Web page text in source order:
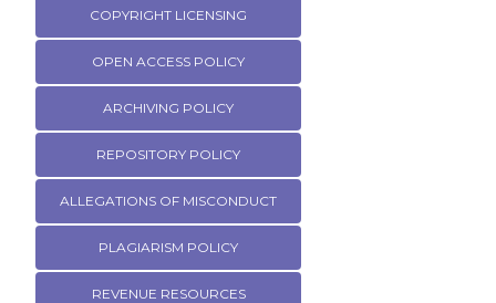
COPYRIGHT LICENSING
OPEN ACCESS POLICY
ARCHIVING POLICY
REPOSITORY POLICY
ALLEGATIONS OF MISCONDUCT
PLAGIARISM POLICY
REVENUE RESOURCES